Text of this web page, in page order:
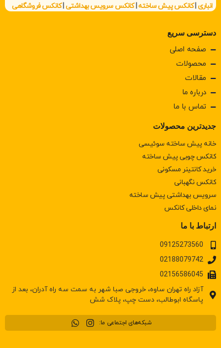
انباری|کانکس پیش ساخته|کانکس سرویس بهداشتی|کانکس فروشگاهی
دسترسی سریع
صفحه اصلی
محصولات
مقالات
درباره ما
تماس با ما
جدیدترین محصولات
خانه پیش ساخته سوئیسی
کانکس چوبی پیش ساخته
خرید کانتینر مسکونی
كانكس نگهبانی
سرويس بهداشتی پيش ساخته
نمای داخلی کانکس
ارتباط با ما
09125273560
02188079742
02156586045
آزاد راه تهران ساوه، خروجی صبا شهر به سمت سه راه آدران، بعد از
پاسگاه ابوطالب، دست چپ، پلاک شش
شبکه‌های اجتماعی ما: